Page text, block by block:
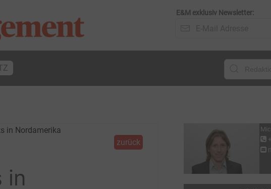
E&M exklusiv Newsletter:
zurück
in